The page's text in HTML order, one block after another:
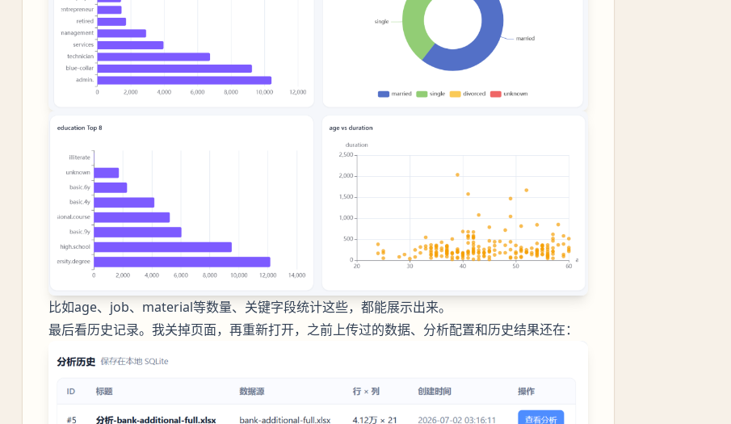
比如age、job、material等数量、关键字段统计这些，都能展示出来。
最后看历史记录。我关掉页面，再重新打开，之前上传过的数据、分析配置和历史结果还在：